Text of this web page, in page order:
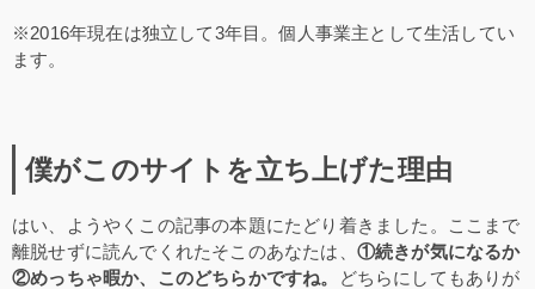
※2016年現在は独立して3年目。個人事業主として生活してい
ます。
僕がこのサイトを立ち上げた理由
はい、ようやくこの記事の本題にたどり着きました。ここまで
離脱せずに読んでくれたそこのあなたは、 ①続きが気になるか
②めっちゃ暇か、このどちらかですね。
どちらにしてもありが